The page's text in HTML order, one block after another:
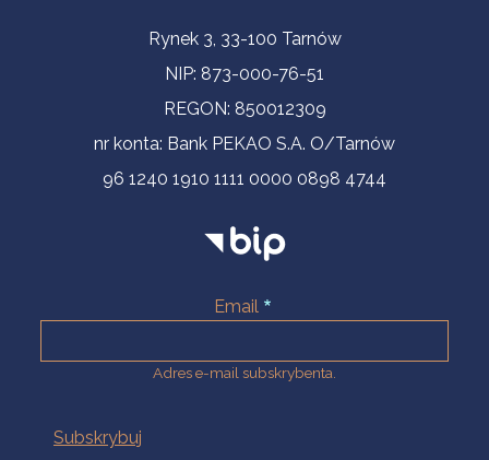
Informacje kontaktoweRynek 3, 33-100 Tarnów
NIP: 873-000-76-51
REGON: 850012309
nr konta: Bank PEKAO S.A. O/Tarnów
96 1240 1910 1111 0000 0898 4744
Email
Adres e-mail subskrybenta.